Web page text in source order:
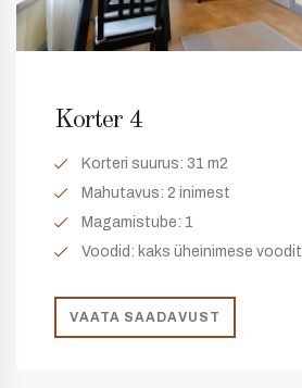
Korter 4
Korteri suurus: 31 m2
Mahutavus: 2 inimest
Magamistube: 1
Voodid: kaks üheinimese voodit
VAATA SAADAVUST